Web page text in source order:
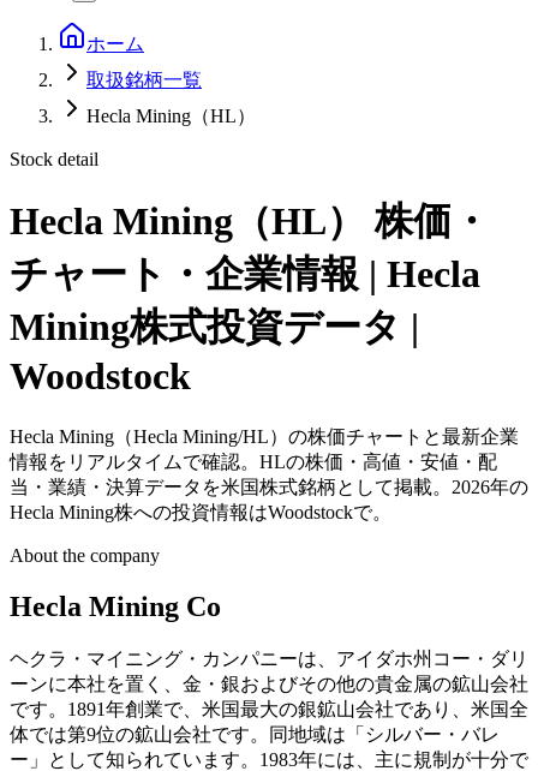
ホーム
取扱銘柄一覧
Hecla Mining（HL）
Stock detail
Hecla Mining（HL）
株価・
チャート・企業情報 | Hecla
Mining株式投資データ |
Woodstock
Hecla Mining（Hecla Mining/HL）の株価チャートと最新企業
情報をリアルタイムで確認。HLの株価・高値・安値・配
当・業績・決算データを米国株式銘柄として掲載。2026年の
Hecla Mining株への投資情報はWoodstockで。
About the company
Hecla Mining Co
ヘクラ・マイニング・カンパニーは、アイダホ州コー・ダリ
ーンに本社を置く、金・銀およびその他の貴金属の鉱山会社
です。1891年創業で、米国最大の銀鉱山会社であり、米国全
体では第9位の鉱山会社です。同地域は「シルバー・バレ
ー」として知られています。1983年には、主に規制が十分で